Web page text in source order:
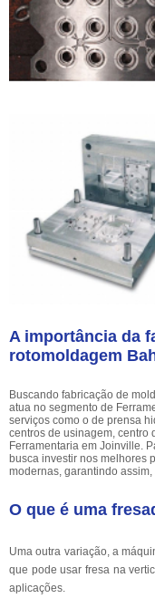
A importância da
rotomoldagem
Buscando fabricação de
atua no segmento de
serviços como o de prensa
centros de usinagem, centro
Ferramentaria em Joinville.
busca investir nos melhores
modernas, garantindo
O que é uma
Uma outra variação, a
que pode usar fresa na
aplicações.